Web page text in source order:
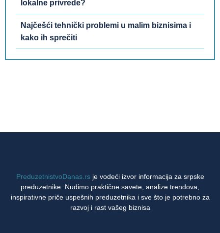
lokalne privrede?
Najčešći tehnički problemi u malim biznisima i
kako ih sprečiti
PreduzetnistvoDanas.rsje vodeći izvor informacija za srpske
preduzetnike. Nudimo praktične savete, analize trendova,
inspirativne priče uspešnih preduzetnika i sve što je potrebno za
razvoj i rast vašeg biznisa